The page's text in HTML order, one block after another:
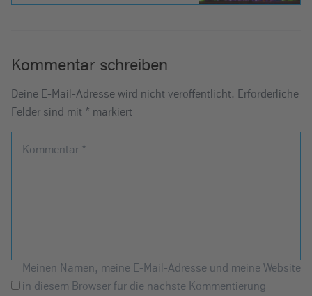
Kommentar schreiben
Deine E-Mail-Adresse wird nicht veröffentlicht. Erforderliche
Felder sind mit * markiert
Kommentar *
Meinen Namen, meine E-Mail-Adresse und meine Website
in diesem Browser für die nächste Kommentierung